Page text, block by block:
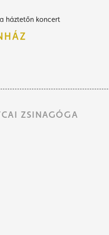
háztetőn koncert
ZSINAGÓGA